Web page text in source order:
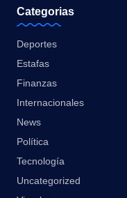
Categorias
Deportes
Estafas
Finanzas
Internacionales
News
Política
Tecnología
Uncategorized